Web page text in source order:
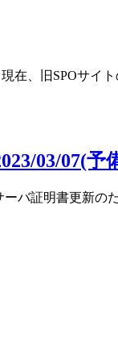
在、旧SPOサ
03/07(予
バ証明書更新